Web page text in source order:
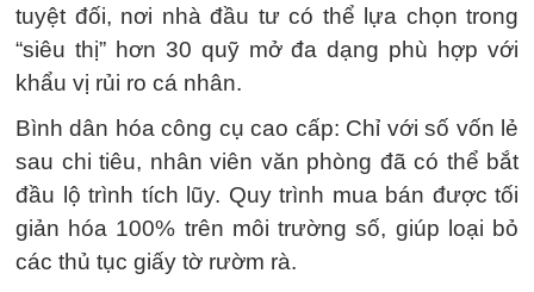
tuyệt đối, nơi nhà đầu tư có thể lựa chọn trong
“siêu thị” hơn 30 quỹ mở đa dạng phù hợp với
khẩu vị rủi ro cá nhân.
Bình dân hóa công cụ cao cấp: Chỉ với số vốn lẻ
sau chi tiêu, nhân viên văn phòng đã có thể bắt
đầu lộ trình tích lũy. Quy trình mua bán được tối
giản hóa 100% trên môi trường số, giúp loại bỏ
các thủ tục giấy tờ rườm rà.